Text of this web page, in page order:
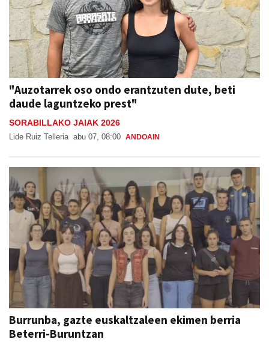
"Auzotarrek oso ondo erantzuten dute, beti
daude laguntzeko prest"
SORABILLAKO JAIAK 2026
Lide Ruiz Telleria abu 07, 08:00 ANDOAIN
Burrunba, gazte euskaltzaleen ekimen berria
Beterri-Buruntzan